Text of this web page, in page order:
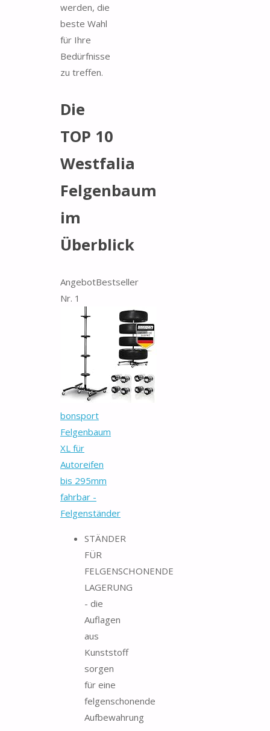
werden, die
beste Wahl
für Ihre
Bedürfnisse
zu treffen.
Die
TOP 10
Westfalia
Felgenbaum
im
Überblick
AngebotBestseller
Nr. 1
bonsport
Felgenbaum
XL für
Autoreifen
bis 295mm
fahrbar -
Felgenständer
STÄNDER
FÜR
FELGENSCHONENDE
LAGERUNG
- die
Auflagen
aus
Kunststoff
sorgen
für eine
felgenschonende
Aufbewahrung